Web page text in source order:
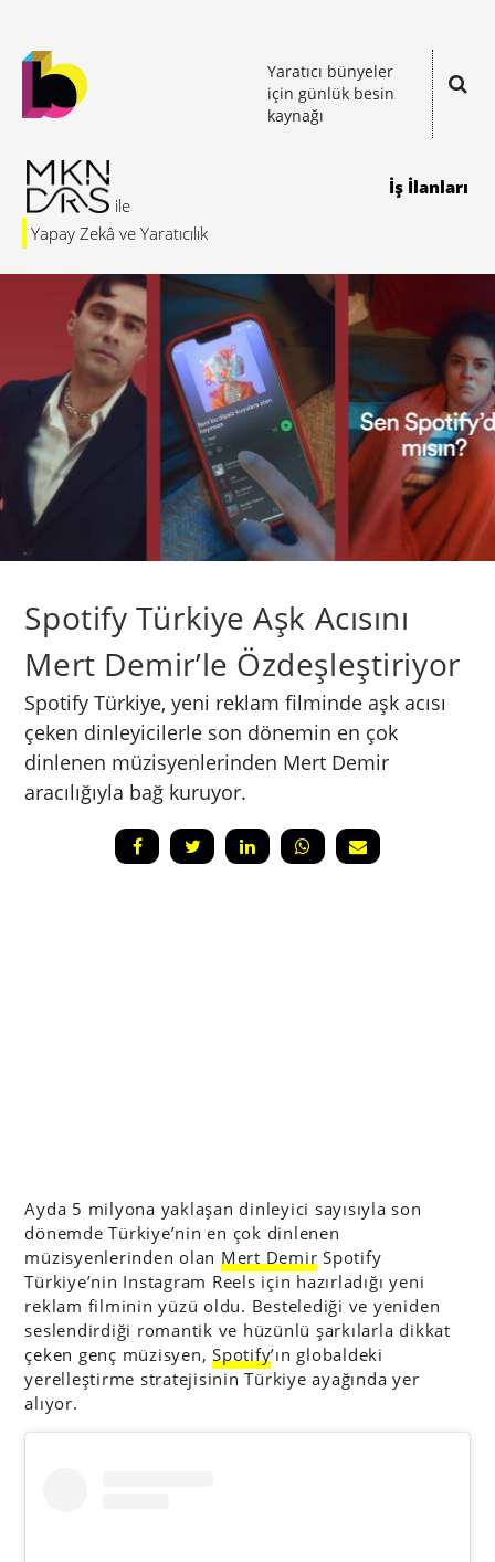
Yaratıcı bünyeler
için günlük besin
kaynağı
Yapay Zekâ ve Yaratıcılık
İş İlanları
Spotify Türkiye Aşk Acısını
Mert Demir’le Özdeşleştiriyor
Spotify Türkiye, yeni reklam filminde aşk acısı
çeken dinleyicilerle son dönemin en çok
dinlenen müzisyenlerinden Mert Demir
aracılığıyla bağ kuruyor.
Ayda 5 milyona yaklaşan dinleyici sayısıyla son
dönemde Türkiye’nin en çok dinlenen
müzisyenlerinden olan Mert Demir Spotify
Türkiye’nin Instagram Reels için hazırladığı yeni
reklam filminin yüzü oldu. Bestelediği ve yeniden
seslendirdiği romantik ve hüzünlü şarkılarla dikkat
çeken genç müzisyen,Spotify’ın globaldeki
yerelleştirme stratejisinin Türkiye ayağında yer
alıyor.